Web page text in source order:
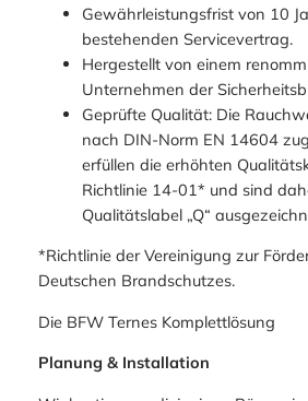
Gewährleistungsfrist von 10
bestehenden Servicevertrag.
Hergestellt von einem
Unternehmen der
Geprüfte Qualität: Die
nach DIN-Norm EN 14604
erfüllen die erhöhten
Richtlinie 14-01* und sind
Qualitätslabel „Q“
*Richtlinie der Vereinigung zur
Deutschen Brandschutzes.
Die BFW Ternes Komplettlösung
Planung & Installation